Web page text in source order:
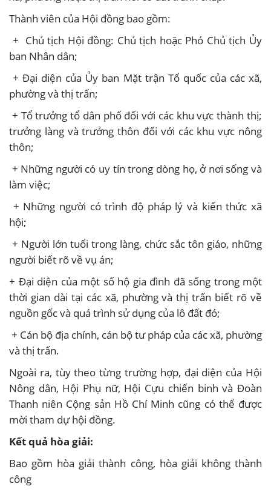
Thành viên của Hội đồng bao gồm:
+ Chủ tịch Hội đồng: Chủ tịch hoặc Phó Chủ tịch Ủy
ban Nhân dân;
+ Đại diện của Ủy ban Mặt trận Tổ quốc của các xã,
phường và thị trấn;
+ Tổ trưởng tổ dân phố đối với các khu vực thành thị;
trưởng làng và trưởng thôn đối với các khu vực nông
thôn;
+ Những người có uy tín trong dòng họ, ở nơi sống và
làm việc;
+ Những người có trình độ pháp lý và kiến thức xã
hội;
+ Người lớn tuổi trong làng, chức sắc tôn giáo, những
người biết rõ về vụ án;
+ Đại diện của một số hộ gia đình đã sống trong một
thời gian dài tại các xã, phường và thị trấn biết rõ về
nguồn gốc và quá trình sử dụng của lô đất đó;
+ Cán bộ địa chính, cán bộ tư pháp của các xã, phường
và thị trấn.
Ngoài ra, tùy theo từng trường hợp, đại diện của Hội
Nông dân, Hội Phụ nữ, Hội Cựu chiến binh và Đoàn
Thanh niên Cộng sản Hồ Chí Minh cũng có thể được
mời tham dự hội đồng.
Kết quả hòa giải:
Bao gồm hòa giải thành công, hòa giải không thành
công